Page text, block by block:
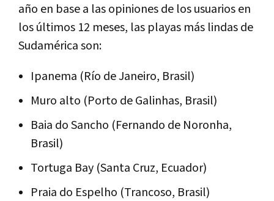
año en base a las opiniones de los usuarios en
los últimos 12 meses, las playas más lindas de
Sudamérica son:
Ipanema (Río de Janeiro, Brasil)
Muro alto (Porto de Galinhas, Brasil)
Baia do Sancho (Fernando de Noronha,
Brasil)
Tortuga Bay (Santa Cruz, Ecuador)
Praia do Espelho (Trancoso, Brasil)